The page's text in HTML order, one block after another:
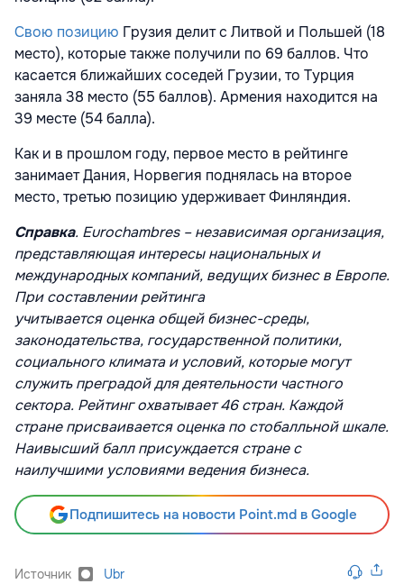
Свою позицию Грузия делит с Литвой и Польшей (18
место), которые также получили по 69 баллов. Что
касается ближайших соседей Грузии, то Турция
заняла 38 место (55 баллов). Армения находится на
39 месте (54 балла).
Как и в прошлом году, первое место в рейтинге
занимает Дания, Норвегия поднялась на второе
место, третью позицию удерживает Финляндия.
Справка. Eurochambres – независимая организация,
представляющая интересы национальных и
международных компаний, ведущих бизнес в Европе.
При составлении рейтинга
учитывается оценка общей бизнес-среды,
законодательства, государственной политики,
социального климата и условий, которые могут
служить преградой для деятельности частного
сектора. Рейтинг охватывает 46 стран. Каждой
стране присваивается оценка по стобалльной шкале.
Наивысший балл присуждается стране с
наилучшими условиями ведения бизнеса.
Подпишитесь на новости Point.md в Google
Источник Ubr